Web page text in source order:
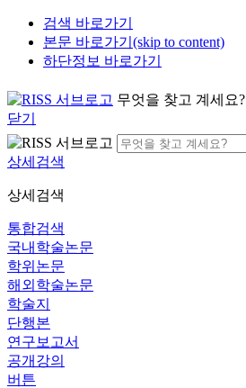
검색 바로가기
본문 바로가기(skip to content)
하단정보 바로가기
무엇을 찾고 계세요?
닫기
상세검색
상세검색
통합검색
국내학술논문
학위논문
해외학술논문
학술지
단행본
연구보고서
공개강의
버튼